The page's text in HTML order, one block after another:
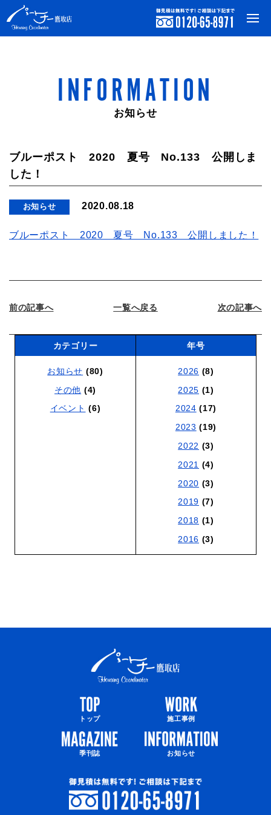
INFORMATION
お知らせ
ブルーポスト 2020 夏号 No.133 公開しま
した！
お知らせ 2020.08.18
ブルーポスト 2020 夏号 No.133 公開しました！
前の記事へ 一覧へ戻る 次の記事へ
カテゴリー
お知らせ (80)
その他 (4)
イベント (6)
年号
2026 (8)
2025 (1)
2024 (17)
2023 (19)
2022 (3)
2021 (4)
2020 (3)
2019 (7)
2018 (1)
2016 (3)
トップ 施工事例
季刊誌 お知らせ